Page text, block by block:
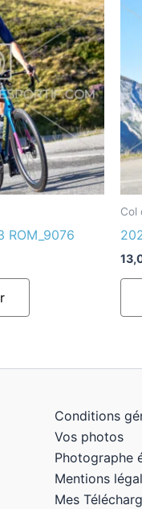
ROM_9076
Col
Conditions
Vos photos
Photographe
Mentions
Mes